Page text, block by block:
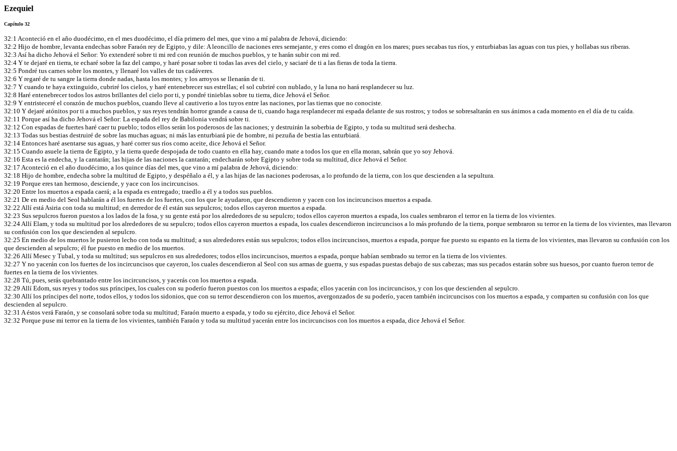
Ezequiel
Capítulo 32
32:1 Aconteció en el año duodécimo, en el mes duodécimo, el día primero del mes, que vino a mí palabra de Jehová, diciendo:
32:2 Hijo de hombre, levanta endechas sobre Faraón rey de Egipto, y dile: A leoncillo de naciones eres semejante, y eres como el dragón en los mares; pues secabas tus ríos, y enturbiabas las aguas con tus pies, y hollabas sus riberas.
32:3 Así ha dicho Jehová el Señor: Yo extenderé sobre ti mi red con reunión de muchos pueblos, y te harán subir con mi red.
32:4 Y te dejaré en tierra, te echaré sobre la faz del campo, y haré posar sobre ti todas las aves del cielo, y saciaré de ti a las fieras de toda la tierra.
32:5 Pondré tus carnes sobre los montes, y llenaré los valles de tus cadáveres.
32:6 Y regaré de tu sangre la tierra donde nadas, hasta los montes; y los arroyos se llenarán de ti.
32:7 Y cuando te haya extinguido, cubriré los cielos, y haré entenebrecer sus estrellas; el sol cubriré con nublado, y la luna no hará resplandecer su luz.
32:8 Haré entenebrecer todos los astros brillantes del cielo por ti, y pondré tinieblas sobre tu tierra, dice Jehová el Señor.
32:9 Y entristeceré el corazón de muchos pueblos, cuando lleve al cautiverio a los tuyos entre las naciones, por las tierras que no conociste.
32:10 Y dejaré atónitos por ti a muchos pueblos, y sus reyes tendrán horror grande a causa de ti, cuando haga resplandecer mi espada delante de sus rostros; y todos se sobresaltarán en sus ánimos a cada momento en el día de tu caída.
32:11 Porque así ha dicho Jehová el Señor: La espada del rey de Babilonia vendrá sobre ti.
32:12 Con espadas de fuertes haré caer tu pueblo; todos ellos serán los poderosos de las naciones; y destruirán la soberbia de Egipto, y toda su multitud será deshecha.
32:13 Todas sus bestias destruiré de sobre las muchas aguas; ni más las enturbiará pie de hombre, ni pezuña de bestia las enturbiará.
32:14 Entonces haré asentarse sus aguas, y haré correr sus ríos como aceite, dice Jehová el Señor.
32:15 Cuando asuele la tierra de Egipto, y la tierra quede despojada de todo cuanto en ella hay, cuando mate a todos los que en ella moran, sabrán que yo soy Jehová.
32:16 Esta es la endecha, y la cantarán; las hijas de las naciones la cantarán; endecharán sobre Egipto y sobre toda su multitud, dice Jehová el Señor.
32:17 Aconteció en el año duodécimo, a los quince días del mes, que vino a mí palabra de Jehová, diciendo:
32:18 Hijo de hombre, endecha sobre la multitud de Egipto, y despéñalo a él, y a las hijas de las naciones poderosas, a lo profundo de la tierra, con los que descienden a la sepultura.
32:19 Porque eres tan hermoso, desciende, y yace con los incircuncisos.
32:20 Entre los muertos a espada caerá; a la espada es entregado; traedlo a él y a todos sus pueblos.
32:21 De en medio del Seol hablarán a él los fuertes de los fuertes, con los que le ayudaron, que descendieron y yacen con los incircuncisos muertos a espada.
32:22 Allí está Asiria con toda su multitud; en derredor de él están sus sepulcros; todos ellos cayeron muertos a espada.
32:23 Sus sepulcros fueron puestos a los lados de la fosa, y su gente está por los alrededores de su sepulcro; todos ellos cayeron muertos a espada, los cuales sembraron el terror en la tierra de los vivientes.
32:24 Allí Elam, y toda su multitud por los alrededores de su sepulcro; todos ellos cayeron muertos a espada, los cuales descendieron incircuncisos a lo más profundo de la tierra, porque sembraron su terror en la tierra de los vivientes, mas llevaron
su confusión con los que descienden al sepulcro.
32:25 En medio de los muertos le pusieron lecho con toda su multitud; a sus alrededores están sus sepulcros; todos ellos incircuncisos, muertos a espada, porque fue puesto su espanto en la tierra de los vivientes, mas llevaron su confusión con los
que descienden al sepulcro; él fue puesto en medio de los muertos.
32:26 Allí Mesec y Tubal, y toda su multitud; sus sepulcros en sus alrededores; todos ellos incircuncisos, muertos a espada, porque habían sembrado su terror en la tierra de los vivientes.
32:27 Y no yacerán con los fuertes de los incircuncisos que cayeron, los cuales descendieron al Seol con sus armas de guerra, y sus espadas puestas debajo de sus cabezas; mas sus pecados estarán sobre sus huesos, por cuanto fueron terror de
fuertes en la tierra de los vivientes.
32:28 Tú, pues, serás quebrantado entre los incircuncisos, y yacerás con los muertos a espada.
32:29 Allí Edom, sus reyes y todos sus príncipes, los cuales con su poderío fueron puestos con los muertos a espada; ellos yacerán con los incircuncisos, y con los que descienden al sepulcro.
32:30 Allí los príncipes del norte, todos ellos, y todos los sidonios, que con su terror descendieron con los muertos, avergonzados de su poderío, yacen también incircuncisos con los muertos a espada, y comparten su confusión con los que
descienden al sepulcro.
32:31 A éstos verá Faraón, y se consolará sobre toda su multitud; Faraón muerto a espada, y todo su ejército, dice Jehová el Señor.
32:32 Porque puse mi terror en la tierra de los vivientes, también Faraón y toda su multitud yacerán entre los incircuncisos con los muertos a espada, dice Jehová el Señor.